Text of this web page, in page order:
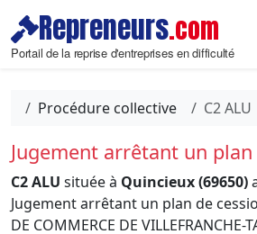
Repreneurs.com
Portail de la reprise d'entreprises en difficulté
Procédure collective C2 ALU
Jugement arrêtant un plan
C2 ALU située à Quincieux (69650)
Jugement arrêtant un plan de
DE COMMERCE DE VILLEFRANCHE-